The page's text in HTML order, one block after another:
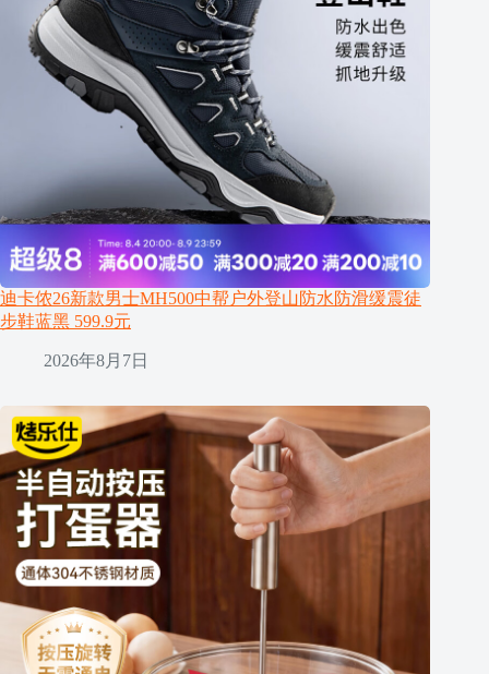
迪卡侬26新款男士MH500中帮户外登山防水防滑缓震徒
步鞋蓝黑 599.9元
2026年8月7日